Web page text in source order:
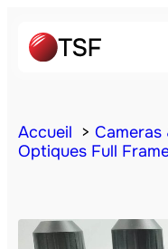
Accueil Cameras
Optiques Full